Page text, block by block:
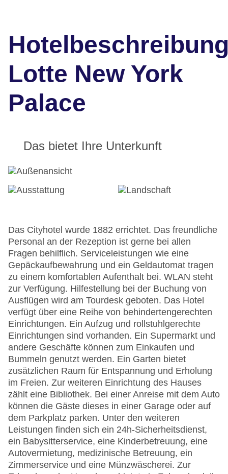
Lotte New York
Palace
Das bietet Ihre Unterkunft
Das Cityhotel wurde 1882 errichtet. Das freundliche
Personal an der Rezeption ist gerne bei allen
Fragen behilflich. Serviceleistungen wie eine
Gepäckaufbewahrung und ein Geldautomat tragen
zu einem komfortablen Aufenthalt bei. WLAN steht
zur Verfügung. Hilfestellung bei der Buchung von
Ausflügen wird am Tourdesk geboten. Das Hotel
verfügt über eine Reihe von behindertengerechten
Einrichtungen. Ein Aufzug und rollstuhlgerechte
Einrichtungen sind vorhanden. Ein Supermarkt und
andere Geschäfte können zum Einkaufen und
Bummeln genutzt werden. Ein Garten bietet
zusätzlichen Raum für Entspannung und Erholung
im Freien. Zur weiteren Einrichtung des Hauses
zählt eine Bibliothek. Bei einer Anreise mit dem Auto
können die Gäste dieses in einer Garage oder auf
dem Parkplatz parken. Unter den weiteren
Leistungen finden sich ein 24h-Sicherheitsdienst,
ein Babysitterservice, eine Kinderbetreuung, eine
Autovermietung, medizinische Betreuung, ein
Zimmerservice und eine Münzwäscherei. Zur